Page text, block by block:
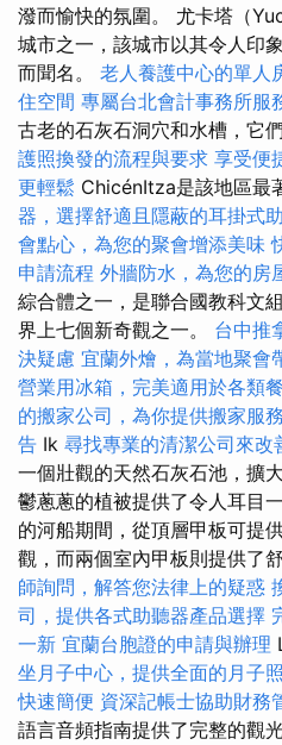
潑而愉快的氛圍。 尤卡塔（
城市之一，該城市以其令人印
而聞名。 老人養護中心的單人
住空間 專屬台北會計事務所服
古老的石灰石洞穴和水槽，它
護照換發的流程與要求 享受便
更輕鬆 ChicénItza是該地區最
器，選擇舒適且隱蔽的耳掛式
會點心，為您的聚會增添美味
申請流程 外牆防水，為您的房
綜合體之一，是聯合國教科文
界上七個新奇觀之一。 台中推
決疑慮 宜蘭外燴，為當地聚會
營業用冰箱，完美適用於各類
的搬家公司，為你提供搬家服務
告 Ik 尋找專業的清潔公司來改
一個壯觀的天然石灰石池，擴
鬱蔥蔥的植被提供了令人耳目
的河船期間，從頂層甲板可提
觀，而兩個室內甲板則提供了
師詢問，解答您法律上的疑惑
司，提供各式助聽器產品選擇
一新 宜蘭台胞證的申請與辦理
坐月子中心，提供全面的月子
快速簡便 資深記帳士協助財務
語言音頻指南提供了完整的觀